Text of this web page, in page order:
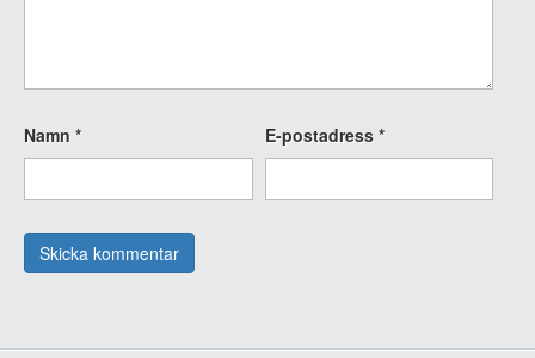
Namn * E-postadress *